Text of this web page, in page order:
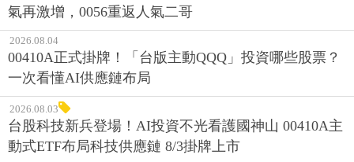
氣再激增，0056重返人氣二哥
2026.08.04
00410A正式掛牌！「台版主動QQQ」投資哪些股票？
一次看懂AI供應鏈布局
2026.08.03
台股科技新兵登場！AI投資不光看護國神山 00410A主
動式ETF布局科技供應鏈 8/3掛牌上市